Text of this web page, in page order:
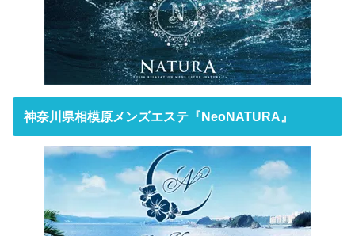
神奈川県相模原メンズエステ『NeoNATURA』